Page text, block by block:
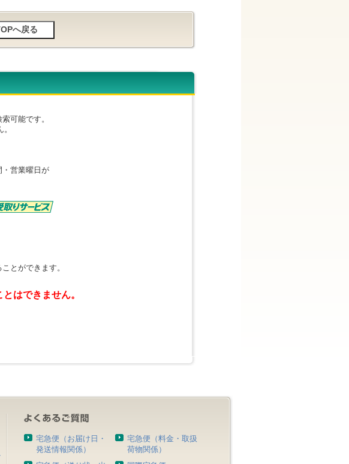
可能です。
営業曜日が
とができます。
はできません。
宅急便（お届け日・
発送情報関係）
宅急便（料金・取扱
荷物関係）